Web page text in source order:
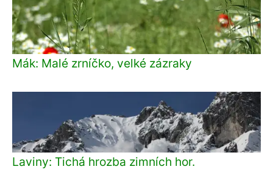
Mák: Malé zrníčko, velké zázraky
Laviny: Tichá hrozba zimních hor.